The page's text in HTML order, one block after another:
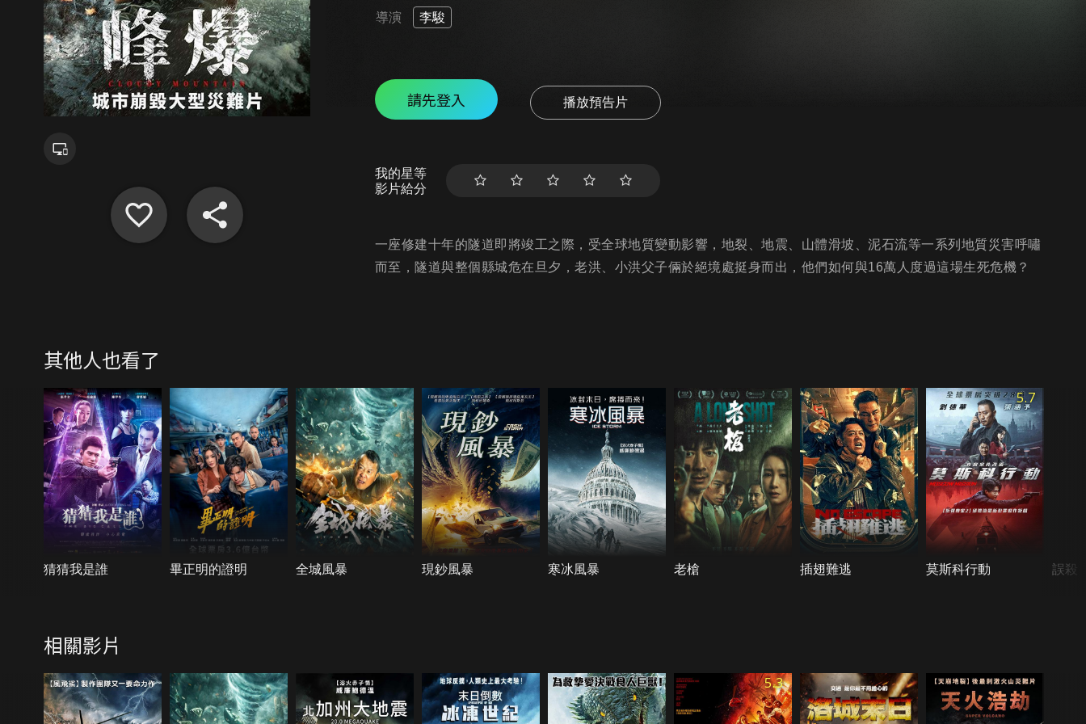
導演 李駿
請先登入 播放預告片
我的星等
影片給分
一座修建十年的隧道即將竣工之際，受全球地質變動影響，地裂、地震、山體滑坡、泥石流等一系列地質災害呼嘯
而至，隧道與整個縣城危在旦夕，老洪、小洪父子倆於絕境處挺身而出，他們如何與16萬人度過這場生死危機？
其他人也看了
猜猜我是誰 畢正明的證明 全城風暴 現鈔風暴 寒冰風暴 老槍 插翅難逃
5.7
莫斯科行動 誤殺
相關影片
5.3